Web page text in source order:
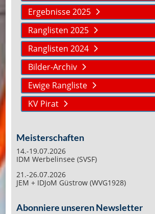
Ergebnisse 2025
Ranglisten 2025
Ranglisten 2024
Bilder-Archiv
Ewige Rangliste
KV Pirat
Meisterschaften
14.-19.07.2026
IDM Werbelinsee (SVSF)
21.-26.07.2026
JEM + IDJoM Güstrow (WVG1928)
Abonniere unseren Newsletter